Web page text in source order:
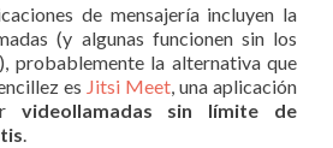
de mensajería incluyen la
(y algunas funcionen sin los
probablemente la alternativa que
es Jitsi Meet, una aplicación
videollamadas sin límite de
.